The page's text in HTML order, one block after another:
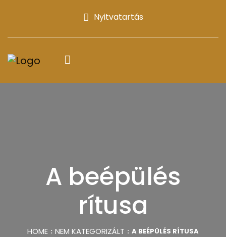
Nyitvatartás
A beépülés
rítusa
HOME NEM KATEGORIZÁLT A BEÉPÜLÉS RÍTUSA